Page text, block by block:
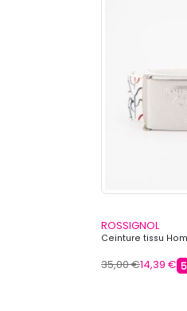
ROSSIGNOL
Ceinture tissu
35,00 €14,39 €